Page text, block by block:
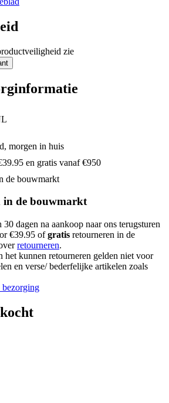
zie
morgen in huis
en gratis vanaf €950
de bouwmarkt
in de bouwmarkt
dagen na aankoop naar ons terugsturen
€39.95 ofgratis retourneren in de
retourneren.
het kunnen retourneren gelden niet voor
en verse/ bederfelijke artikelen zoals